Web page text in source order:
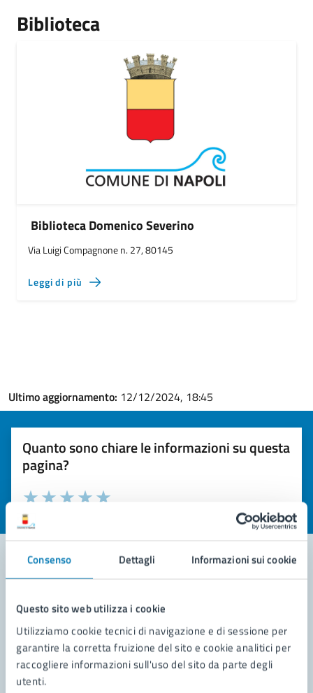
Consenso Dettagli Informazioni sui cookie
Questo sito web utilizza i cookie
Utilizziamo cookie tecnici di navigazione e di sessione per
garantire la corretta fruizione del sito e cookie analitici per
raccogliere informazioni sull'uso del sito da parte degli
utenti.
Biblioteca
Biblioteca Domenico Severino
Via Luigi Compagnone n. 27, 80145
Leggi di più
Ultimo aggiornamento: 12/12/2024, 18:45
Quanto sono chiare le informazioni su questa
pagina?
Valuta la chiarezza delle informazioni (da 1 a 5 stelle)
Seleziona il numero di stelle per valutare la chiarezza delle
Valuta 1 stelle su 5
Richiedi assistenza